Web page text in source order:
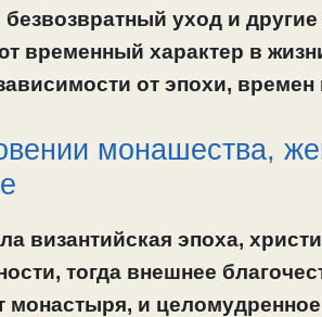
уход и
временный характер в
от эпохи, времен
монашества,
византийская эпоха,
тогда внешнее
монастыря, и